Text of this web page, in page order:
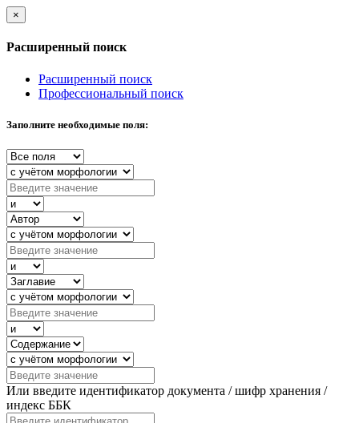
×
Расширенный поиск
Расширенный поиск
Профессиональный поиск
Заполните необходимые поля:
Или введите идентификатор документа / шифр хранения /
индекс ББК